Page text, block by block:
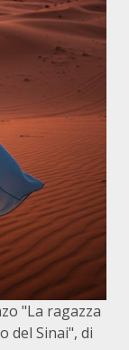
"La ragazza
del Sinai", di